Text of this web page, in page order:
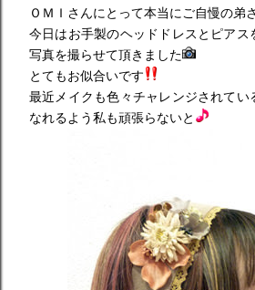
ＯＭＩさんにとって本当にご自慢の弟
今日はお手製のヘッドドレスとピアス
写真を撮らせて頂きました
とてもお似合いです
最近メイクも色々チャレ ンジされてい
なれるよう私も頑張らないと